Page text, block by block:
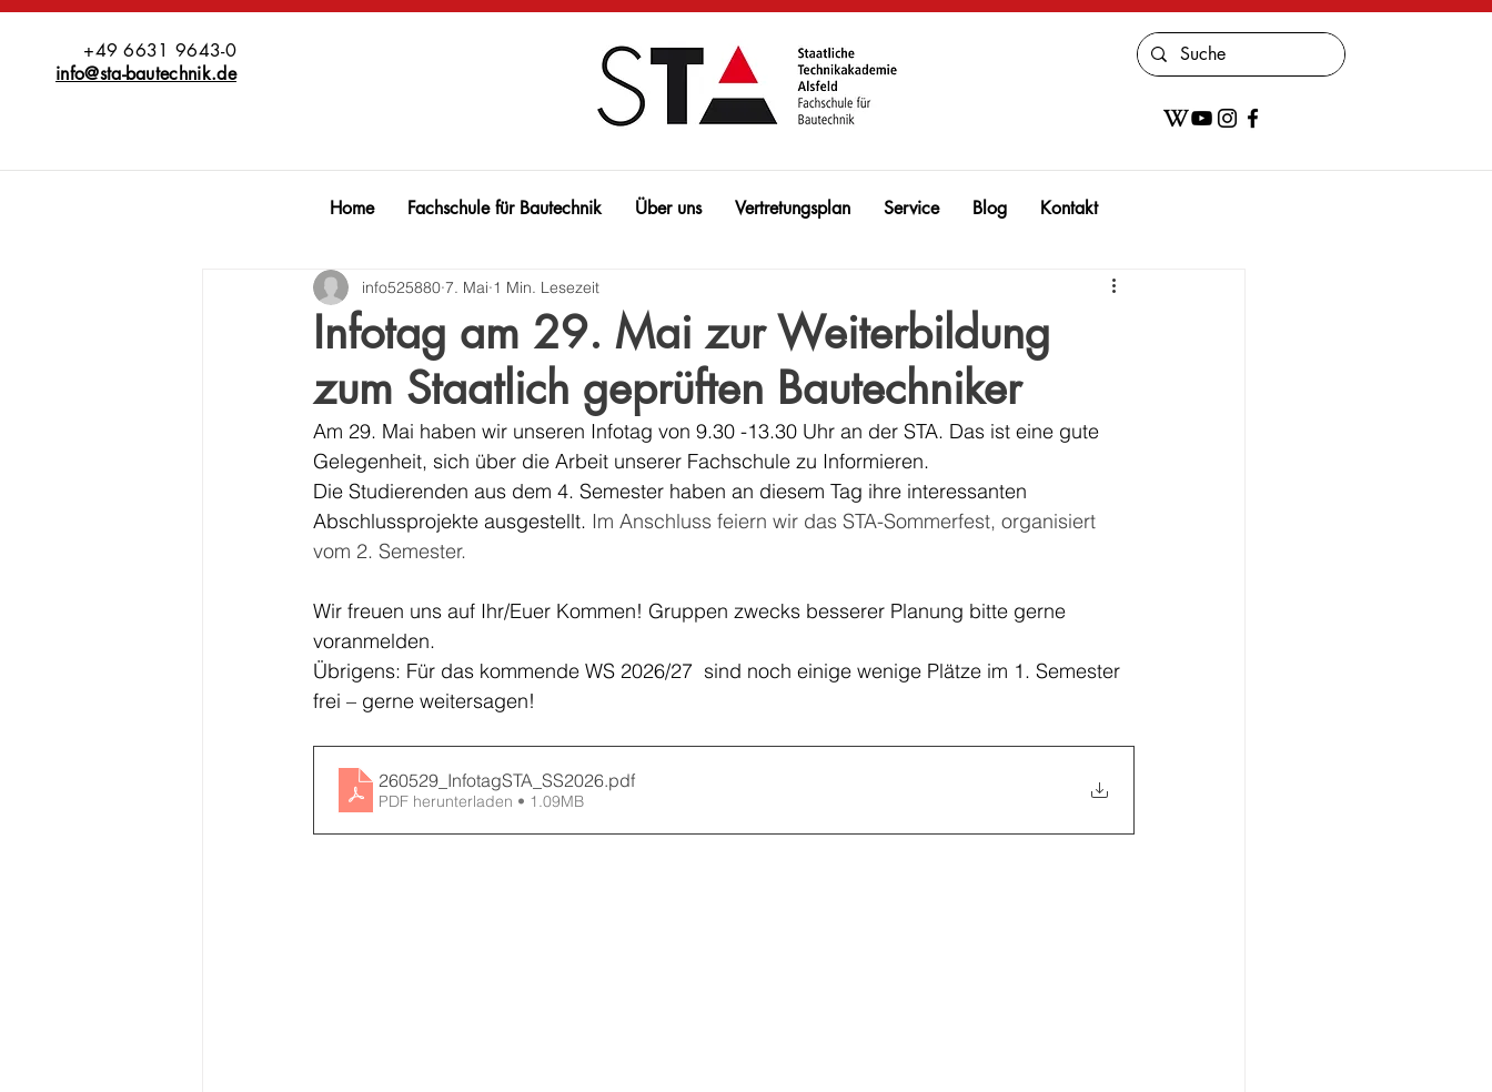
+49 6631 9643-0
info@sta-bautechnik.de
Home Fachschule für Bautechnik Über uns Vertretungsplan Service Blog Kontakt
Infotag am 29. Mai zur Weiterbildung
zum Staatlich geprüften Bautechniker
info525880 7. Mai 1 Min. Lesezeit
Am 29. Mai haben wir unseren Infotag von 9.30 -13.30 Uhr an der STA. Das ist eine gute
Gelegenheit, sich über die Arbeit unserer Fachschule zu Informieren.
Die Studierenden aus dem 4. Semester haben an diesem Tag ihre interessanten
Abschlussprojekte ausgestellt. Im Anschluss feiern wir das STA-Sommerfest, organisiert
vom 2. Semester.
Wir freuen uns auf Ihr/Euer Kommen! Gruppen zwecks besserer Planung bitte gerne
voranmelden.
Übrigens: Für das kommende WS 2026/27  sind noch einige wenige Plätze im 1. Semester
frei – gerne weitersagen!
260529_InfotagSTA_SS2026.pdf
PDF herunterladen • 1.09MB